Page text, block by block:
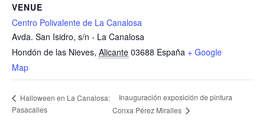
VENUE
Centro Polivalente de La Canalosa
Avda. San Isidro, s/n - La Canalosa
Hondón de las Nieves, Alicante 03688 España + Google
Map
Halloween en La Canalosa:
Pasacalles
Inauguración exposición de pintura
Conxa Pérez Miralles